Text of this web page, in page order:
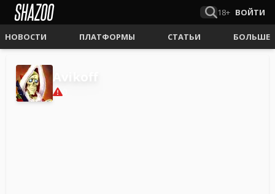
18+ ВОЙТИ
НОВОСТИ ПЛАТФОРМЫ СТАТЬИ БОЛЬШЕ